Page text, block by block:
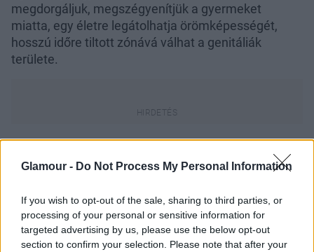
Glamour - Do Not Process My Personal Information
If you wish to opt-out of the sale, sharing to third parties, or
processing of your personal or sensitive information for
targeted advertising by us, please use the below opt-out
section to confirm your selection. Please note that after your
megdorgáljuk, megszégyenítjük a gyermeket
miatta, egy életre legátolhatja örömképességét,
hosszú időre tiltott zónává válhat a genitáliák
területe.
nyitottak a segítség kérésre, ha ilyen problémákkal
A női orgazmus számos tényező függvénye: felnőtt
korban az örömteli szexualitás legnagyobb gátja a
hüvelyi orgazmus elvárása. A nők – és párjuk –